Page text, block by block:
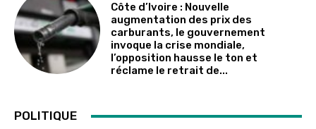
Côte d’Ivoire : Nouvelle
augmentation des prix des
carburants, le gouvernement
invoque la crise mondiale,
l’opposition hausse le ton et
réclame le retrait de...
POLITIQUE